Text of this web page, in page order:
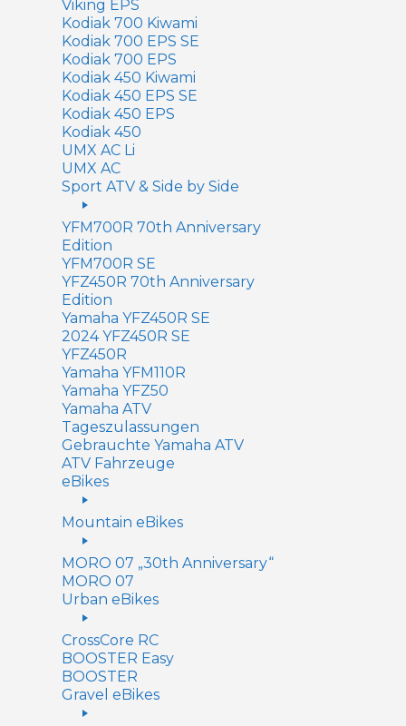
Viking EPS
Kodiak 700 Kiwami
Kodiak 700 EPS SE
Kodiak 700 EPS
Kodiak 450 Kiwami
Kodiak 450 EPS SE
Kodiak 450 EPS
Kodiak 450
UMX AC Li
UMX AC
Sport ATV & Side by Side
YFM700R 70th Anniversary
Edition
YFM700R SE
YFZ450R 70th Anniversary
Edition
Yamaha YFZ450R SE
2024 YFZ450R SE
YFZ450R
Yamaha YFM110R
Yamaha YFZ50
Yamaha ATV
Tageszulassungen
Gebrauchte Yamaha ATV
ATV Fahrzeuge
eBikes
Mountain eBikes
MORO 07 „30th Anniversary“
MORO 07
Urban eBikes
CrossCore RC
BOOSTER Easy
BOOSTER
Gravel eBikes